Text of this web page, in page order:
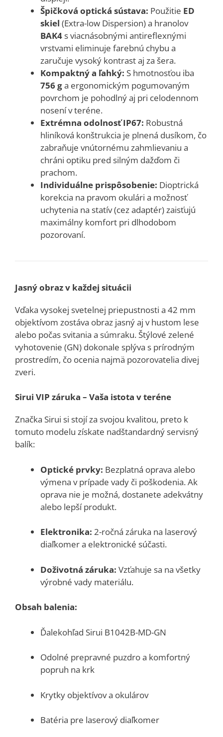
Špičková optická sústava: Použitie ED
skiel (Extra-low Dispersion) a hranolov
BAK4 s viacnásobnými antireflexnými
vrstvami eliminuje farebnú chybu a
zaručuje vysoký kontrast aj za šera.
Kompaktný a ľahký: S hmotnosťou iba
756 ga ergonomickým pogumovaným
povrchom je pohodlný aj pri celodennom
nosení v teréne.
Extrémna odolnosť IP67: Robustná
hliníková konštrukcia je plnená dusíkom, čo
zabraňuje vnútornému zahmlievaniu a
chráni optiku pred silným dažďom či
prachom.
Individuálne prispôsobenie: Dioptrická
korekcia na pravom okulári a možnosť
uchytenia na statív (cez adaptér) zaisťujú
maximálny komfort pri dlhodobom
pozorovaní.
Jasný obraz v každej situácii
Vďaka vysokej svetelnej priepustnosti a 42 mm
objektívom zostáva obraz jasný aj v hustom lese
alebo počas svitania a súmraku. Štýlové zelené
vyhotovenie (GN) dokonale splýva s prírodným
prostredím, čo ocenia najmä pozorovatelia divej
zveri.
Sirui VIP záruka – Vaša istota v teréne
Značka Sirui si stojí za svojou kvalitou, preto k
tomuto modelu získate nadštandardný servisný
balík:
Optické prvky: Bezplatná oprava alebo
výmena v prípade vady či poškodenia. Ak
oprava nie je možná, dostanete adekvátny
alebo lepší produkt.
Elektronika: 2-ročná záruka na laserový
diaľkomer a elektronické súčasti.
Doživotná záruka: Vzťahuje sa na všetky
výrobné vady materiálu.
Obsah balenia:
Ďalekohľad Sirui B1042B-MD-GN
Odolné prepravné puzdro a komfortný
popruh na krk
Krytky objektívov a okulárov
Batéria pre laserový diaľkomer